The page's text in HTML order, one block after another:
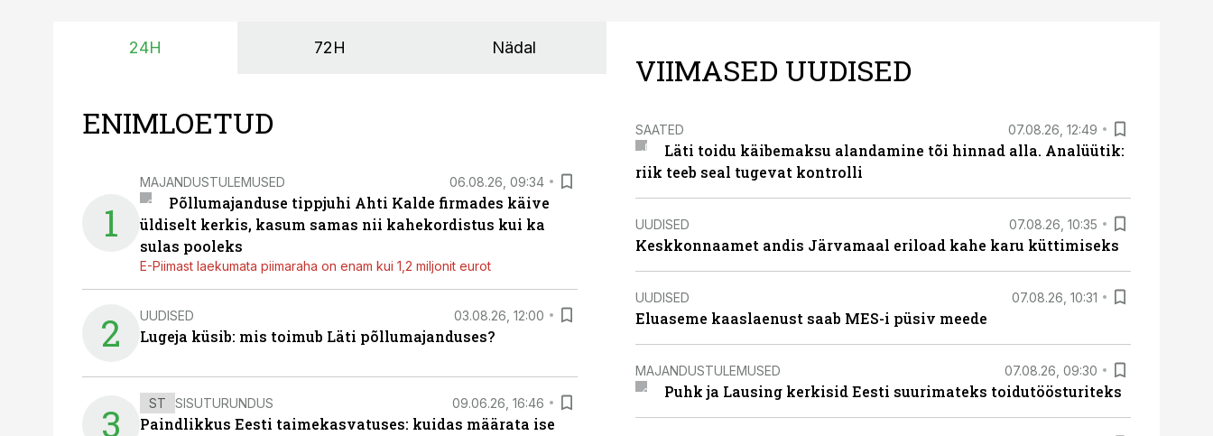
24H 72H Nädal
ENIMLOETUD
1
MAJANDUSTULEMUSED 06.08.26, 09:34
Põllumajanduse tippjuhi Ahti Kalde firmades käive
üldiselt kerkis, kasum samas nii kahekordistus kui ka
sulas pooleks
E-Piimast laekumata piimaraha on enam kui 1,2 miljonit eurot
2 UUDISED 03.08.26, 12:00
Lugeja küsib: mis toimub Läti põllumajanduses?
3 ST SISUTURUNDUS 09.06.26, 16:46
Paindlikkus Eesti taimekasvatuses: kuidas määrata ise
VIIMASED UUDISED
SAATED 07.08.26, 12:49
Läti toidu käibemaksu alandamine tõi hinnad alla. Analüütik:
riik teeb seal tugevat kontrolli
UUDISED 07.08.26, 10:35
Keskkonnaamet andis Järvamaal eriload kahe karu küttimiseks
UUDISED 07.08.26, 10:31
Eluaseme kaaslaenust saab MES-i püsiv meede
MAJANDUSTULEMUSED 07.08.26, 09:30
Puhk ja Lausing kerkisid Eesti suurimateks toidutöösturiteks